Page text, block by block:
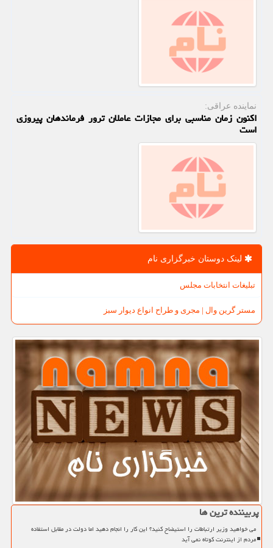
نماینده عراقی:
اکنون زمان مناسبی برای مجازات عاملان ترور فرماندهان پیروزی
است
لینک دوستان خبرگزاری نام
تبلیغات انتخابات مجلس
مستر گرین وال | مجری و طراح انواع دیوار سبز
پربیننده ترین ها
می خواهید وزیر ارتباطات را استیضاح کنید؟ این کار را انجام دهید اما دولت در مقابل استفاده
مردم از اینترنت کوتاه نمی آید